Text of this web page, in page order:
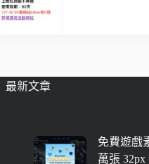
最新文章
免費遊戲
萬張